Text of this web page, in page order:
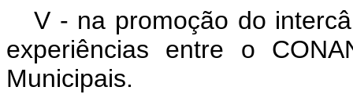
V - na promoção do
experiências entre o
Municipais.